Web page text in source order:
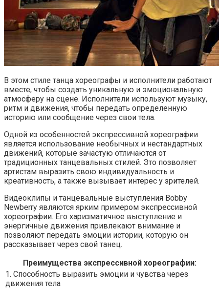
В этом стиле танца хореографы и исполнители работают
вместе, чтобы создать уникальную и эмоциональную
атмосферу на сцене. Исполнители используют музыку,
ритм и движения, чтобы передать определенную
историю или сообщение через свои тела.
Одной из особенностей экспрессивной хореографии
является использование необычных и нестандартных
движений, которые зачастую отличаются от
традиционных танцевальных стилей. Это позволяет
артистам выразить свою индивидуальность и
креативность, а также вызывает интерес у зрителей.
Видеоклипы и танцевальные выступления Bobby
Newberry являются ярким примером экспрессивной
хореографии. Его харизматичное выступление и
энергичные движения привлекают внимание и
позволяют передать эмоции истории, которую он
рассказывает через свой танец.
Преимущества экспрессивной хореографии:
1. Способность выразить эмоции и чувства через
движения тела